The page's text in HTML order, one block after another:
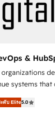
&
systems that
As a triple-
Solutions
ดับ Elite5.0